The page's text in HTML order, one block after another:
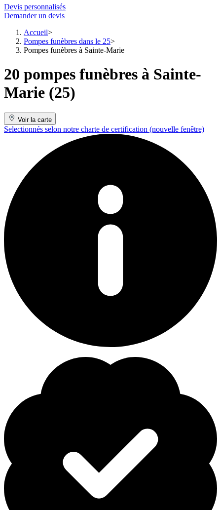
Devis personnalisés
Demander un devis
Accueil
Pompes funèbres dans le 25
Pompes funèbres à Sainte-Marie
20 pompes funèbres à Sainte-
Marie (25)
Voir la carte
Selectionnés selon notre charte de certification (nouvelle fenêtre)